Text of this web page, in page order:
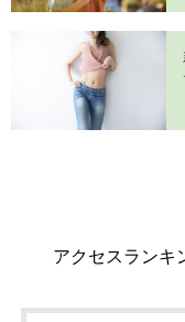
アクセスランキ